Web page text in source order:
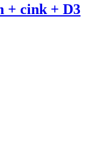
+ cink + D3